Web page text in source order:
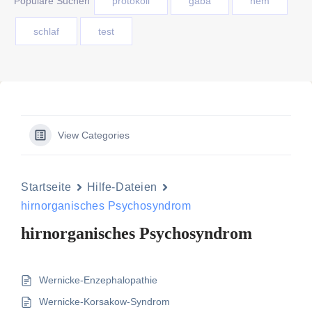
schlaf test
View Categories
Startseite
Hilfe-Dateien
hirnorganisches Psychosyndrom
hirnorganisches Psychosyndrom
Wernicke-Enzephalopathie
Wernicke-Korsakow-Syndrom